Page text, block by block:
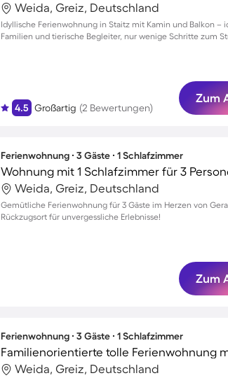
Weida, Greiz, Deutschland
Idyllische Ferienwohnung in Staitz mit Kamin und Balkon –
Familien und tierische Begleiter, nur wenige Schritte zum
4.5 Großartig (2 Bewertungen)
Zum
Ferienwohnung ∙ 3 Gäste ∙ 1 Schlafzimmer
Wohnung mit 1 Schlafzimmer für 3
Weida, Greiz, Deutschland
Gemütliche Ferienwohnung für 3 Gäste im Herzen von
Rückzugsort für unvergessliche Erlebnisse!
Zum
Ferienwohnung ∙ 3 Gäste ∙ 1 Schlafzimmer
Weida, Greiz, Deutschland